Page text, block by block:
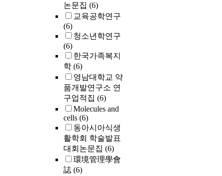
논문집 (6)
교육공학연구
(6)
청소년학연구
(6)
한국가족복지
학 (6)
영남대학교 약
품개발연구소 연
구업적집 (6)
Molecules and
cells (6)
동아시아식생
활학회 학술발표
대회논문집 (6)
環境管理學會
誌 (6)